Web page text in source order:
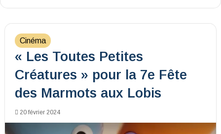
Cinéma
« Les Toutes Petites
Créatures » pour la 7e Fête
des Marmots aux Lobis
20 février 2024